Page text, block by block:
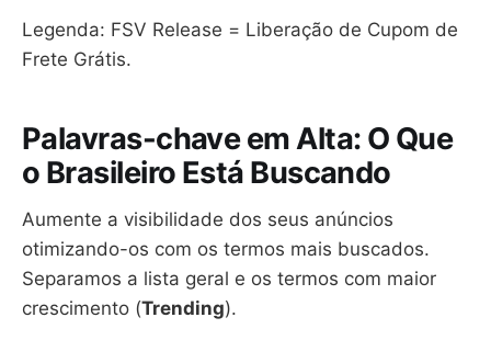
Legenda: FSV Release = Liberação de Cupom de
Frete Grátis.
Palavras-chave em Alta: O Que
o Brasileiro Está Buscando
Aumente a visibilidade dos seus anúncios
otimizando-os com os termos mais buscados.
Separamos a lista geral e os termos com maior
crescimento (Trending).